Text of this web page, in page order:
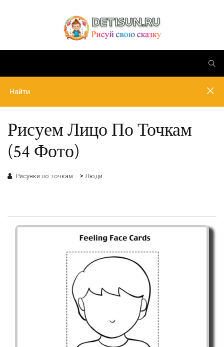
Рисуем Лицо По Точкам
(54 Фото)
Рисунки по точкам > Люди